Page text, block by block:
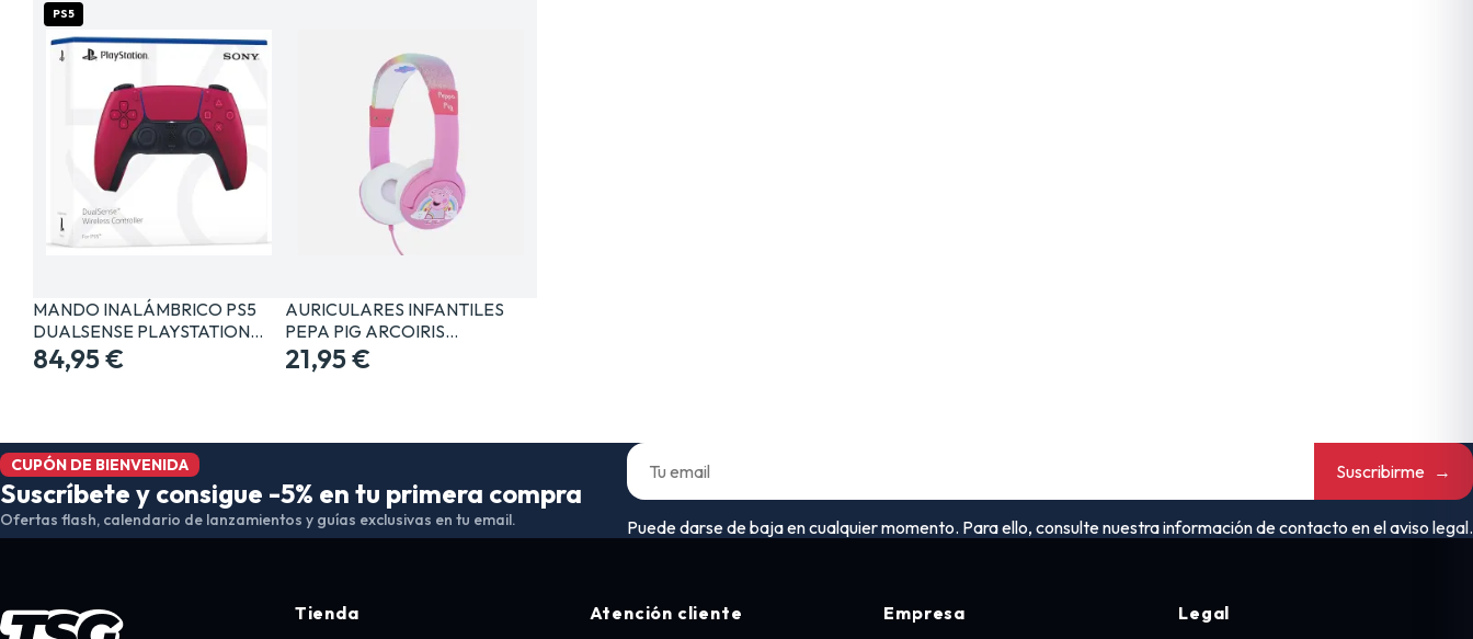
PS5
MANDO INALÁMBRICO PS5
DUALSENSE PLAYSTATION…
84,95 €
AURICULARES INFANTILES
PEPA PIG ARCOIRIS…
21,95 €
CUPÓN DE BIENVENIDA
Suscríbete y consigue -5% en tu primera compra
Ofertas flash, calendario de lanzamientos y guías exclusivas en tu email.
Suscribirme →
Puede darse de baja en cualquier momento. Para ello, consulte nuestra información de contacto en el aviso legal.
Tienda Atención cliente Empresa Legal